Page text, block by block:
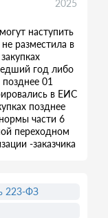
2025
наступить
разместила в
год либо
01
в ЕИС
позднее
части 6
переходном
-заказчика
223-ФЗ